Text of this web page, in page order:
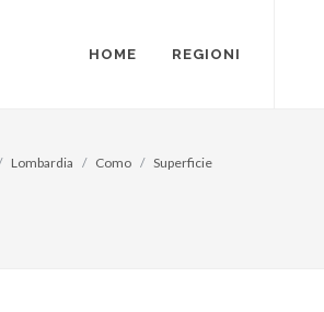
HOME REGIONI
Lombardia Como Superficie